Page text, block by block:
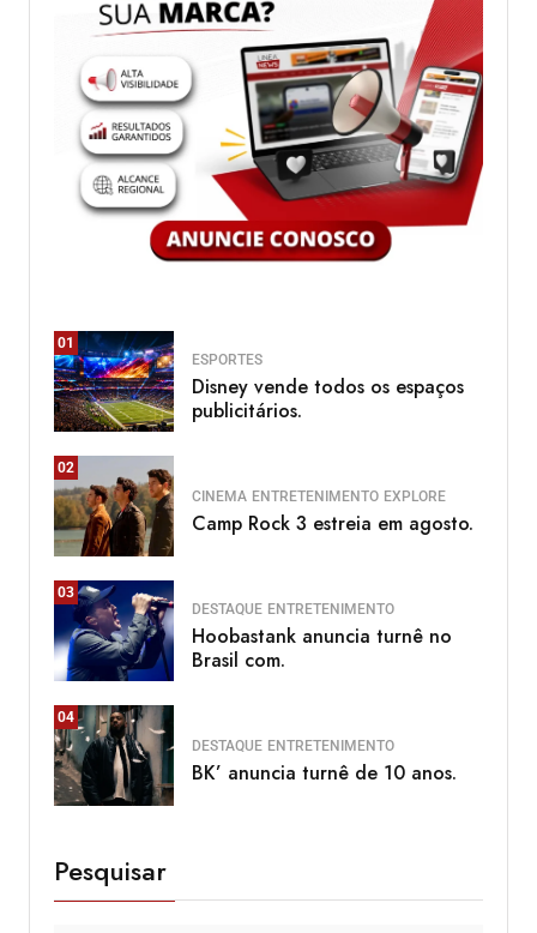
01
ESPORTES
Disney vende todos os espaços
publicitários.
02
CINEMA ENTRETENIMENTO EXPLORE
Camp Rock 3 estreia em agosto.
03
DESTAQUE ENTRETENIMENTO
Hoobastank anuncia turnê no
Brasil com.
04
DESTAQUE ENTRETENIMENTO
BK’ anuncia turnê de 10 anos.
Pesquisar